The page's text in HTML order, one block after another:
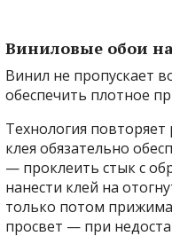
Виниловые обои
Винил не пропускает
обеспечить плотное
Технология
клея обязательно
— проклеить стык с
нанести клей на
только потом
просвет — при